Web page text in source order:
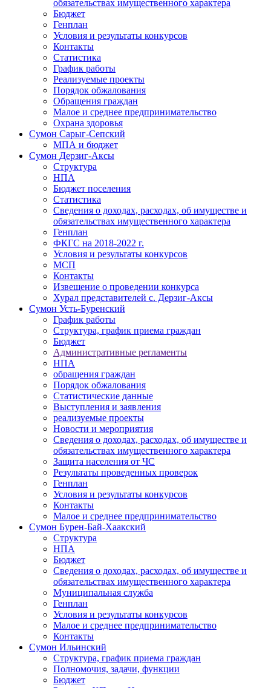
обязательствах имущественного характера
Бюджет
Генплан
Условия и результаты конкурсов
Контакты
Статистика
График работы
Реализуемые проекты
Порядок обжалования
Обращения граждан
Малое и среднее предпринимательство
Охрана здоровья
Сумон Сарыг-Сепский
МПА и бюджет
Сумон Дерзиг-Аксы
Структура
НПА
Бюджет поселения
Статистика
Сведения о доходах, расходах, об имуществе и
обязательствах имущественного характера
Генплан
ФКГС на 2018-2022 г.
Условия и результаты конкурсов
МСП
Контакты
Извещение о проведении конкурса
Хурал представителей с. Дерзиг-Аксы
Сумон Усть-Буренский
График работы
Структура, график приема граждан
Бюджет
Административные регламенты
НПА
обращения граждан
Порядок обжалования
Статистические данные
Выступления и заявления
реализуемые проекты
Новости и мероприятия
Сведения о доходах, расходах, об имуществе и
обязательствах имущественного характера
Защита населения от ЧС
Результаты проведенных проверок
Генплан
Условия и результаты конкурсов
Контакты
Малое и среднее предпринимательство
Сумон Бурен-Бай-Хаакский
Структура
НПА
Бюджет
Сведения о доходах, расходах, об имуществе и
обязательствах имущественного характера
Муниципальная служба
Генплан
Условия и результаты конкурсов
Малое и среднее предпринимательство
Контакты
Сумон Ильинский
Структура, график приема граждан
Полномочия, задачи, функции
Бюджет